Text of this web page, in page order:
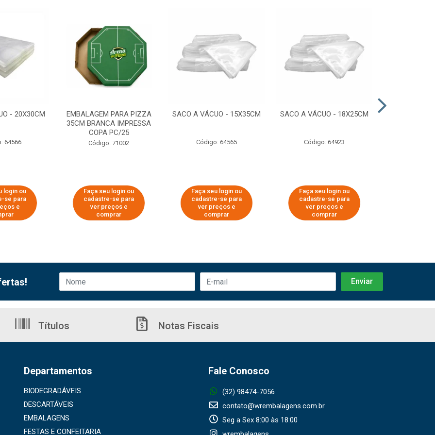
- 20X30CM
64566
login ou
se para
e
EMBALAGEM PARA PIZZA
35CM BRANCA IMPRESSA
COPA PC/25
Código: 71002
Faça seu login ou
cadastre-se para
ver preços e
comprar
SACO A VÁCUO - 15X35CM
Código: 64565
Faça seu login ou
cadastre-se para
ver preços e
comprar
SACO A VÁCUO - 18X25CM
Código: 64923
Faça seu login ou
cadastre-se para
ver preços e
comprar
Títulos Notas Fiscais
Departamentos
BIODEGRADÁVEIS
DESCARTÁVEIS
EMBALAGENS
FESTAS E CONFEITARIA
Fale Conosco
(32) 98474-7056
contato@wrembalagens.com.br
Seg a Sex 8:00 às 18:00